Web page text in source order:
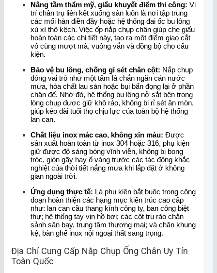
Nâng tầm thẩm mỹ, giấu khuyết điểm thi công: Vị
trí chân trụ liên kết xuống sàn luôn là nơi tập trung
các mối hàn điền đầy hoặc hệ thống đai ốc bu lông
xù xì thô kệch. Việc ốp nắp chụp chân giúp che giấu
hoàn toàn các chi tiết này, tạo ra một điểm giao cắt
vô cùng mượt mà, vuông vắn và đồng bộ cho cấu
kiện.
Bảo vệ bu lông, chống gỉ sét chân cột: Nắp chụp
đóng vai trò như một tấm lá chắn ngăn cản nước
mưa, hóa chất lau sàn hoặc bụi bẩn đọng lại ở phần
chân đế. Nhờ đó, hệ thống bu lông nở sắt bên trong
lòng chụp được giữ khô ráo, không bị rỉ sét ăn mòn,
giúp kéo dài tuổi thọ chịu lực của toàn bộ hệ thống
lan can.
Chất liệu inox mác cao, không xỉn màu: Được
sản xuất hoàn toàn từ inox 304 hoặc 316, phụ kiện
giữ được độ sáng bóng vĩnh viễn, không bị bong
tróc, giòn gãy hay ố vàng trước các tác động khắc
nghiệt của thời tiết nắng mưa khi lắp đặt ở không
gian ngoài trời.
Ứng dụng thực tế: Là phụ kiện bắt buộc trong công
đoạn hoàn thiện các hạng mục kiến trúc cao cấp
như: lan can cầu thang kính công ty, ban công biệt
thự; hệ thống tay vịn hồ bơi; các cột trụ rào chắn
sảnh sân bay, trung tâm thương mại; và chân khung
kệ, bàn ghế inox nội ngoại thất sang trọng.
Địa Chỉ Cung Cấp Nắp Chụp Ống Chân Uy Tín
Toàn Quốc